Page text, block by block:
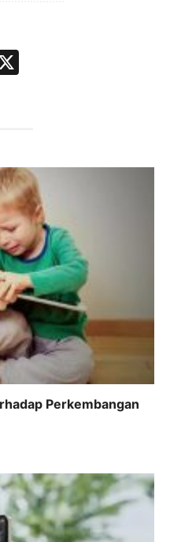
Perkembangan